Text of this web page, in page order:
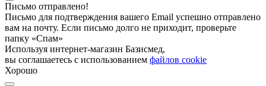
Письмо отправлено!
Письмо для подтверждения вашего Email успешно отправлено
вам на почту. Если письмо долго не приходит, проверьте
папку «Спам»
Используя интернет-магазин Базисмед,
вы соглашаетесь с использованием файлов cookie
Хорошо